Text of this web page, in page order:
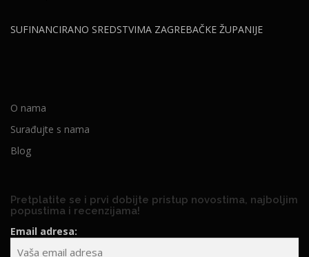
SUFINANCIRANO SREDSTVIMA ZAGREBAČKE ŽUPANIJE
O nama
Surađujte s nama
Blog
Pretplatite se i prvi dobijte pristup novostima, najboljim
popustima i recenzijama!
Email adresa: